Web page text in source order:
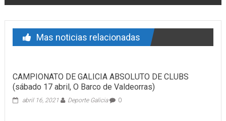
Mas noticias relacionadas
CAMPIONATO DE GALICIA ABSOLUTO DE CLUBS
(sábado 17 abril, O Barco de Valdeorras)
abril 16, 2021 Deporte Galicia 0